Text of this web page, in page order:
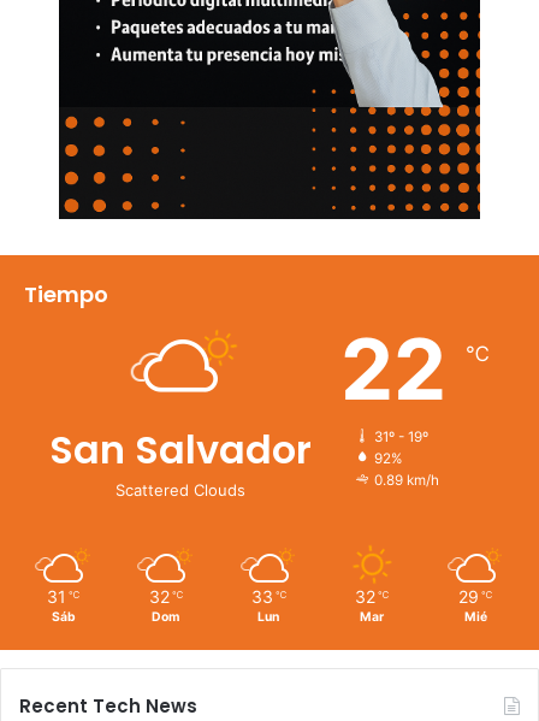
Tiempo
San Salvador
Scattered Clouds
22 ℃
31º - 19º
92%
0.89 km/h
31 ℃
Sáb
32 ℃
Dom
33 ℃
Lun
32 ℃
Mar
29 ℃
Mié
Recent Tech News